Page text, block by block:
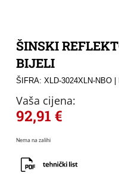
ŠINSKI
BIJELI
ŠIFRA: XLD-3024XLN-NBO|
Vaša cijena:
92,91€
Nema na zalihi